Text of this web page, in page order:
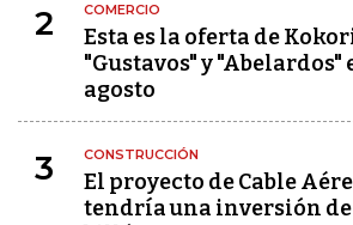
2 COMERCIO
Esta es la oferta de
"Gustavos" y "Abelardos"
agosto
3 CONSTRUCCIÓN
El proyecto de Cable
tendría una inversión de